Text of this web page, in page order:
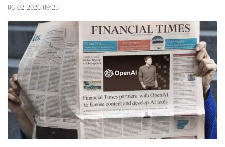
06-02-2026 09:25